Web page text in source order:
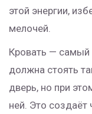
этой энергии,
мелочей.
Кровать — самый
должна стоять
дверь, но при
ней. Это создаёт